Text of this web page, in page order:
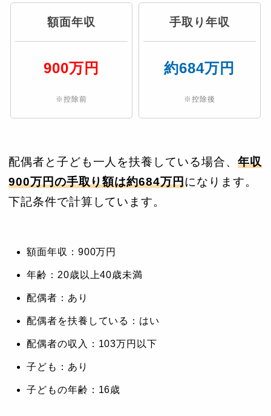
額面年収
900万円
※控除前
手取り年収
約684万円
※控除後
配偶者と子ども一人を扶養している場合、 年収
900万円の手取り額は約684万円になります。
下記条件で計算しています。
額面年収：900万円
年齢：20歳以上40歳未満
配偶者：あり
配偶者を扶養している：はい
配偶者の収入：103万円以下
子ども：あり
子どもの年齢：16歳